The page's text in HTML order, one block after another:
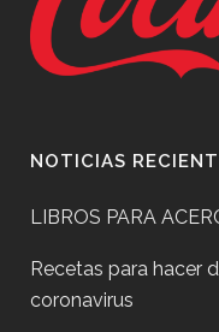
NOTICIAS
LIBROS PARA
Recetas para hacer
coronavirus